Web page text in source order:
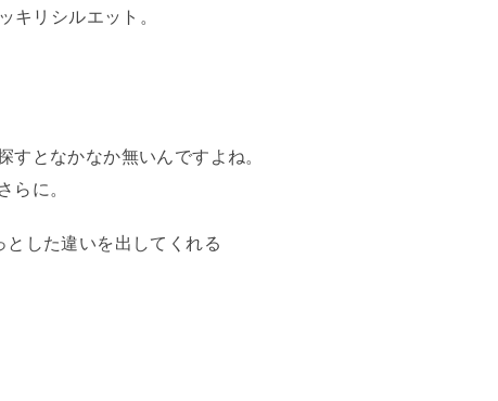
キリシルエット。
すとなかなか無いんですよね。
らに。
した違いを出してくれる